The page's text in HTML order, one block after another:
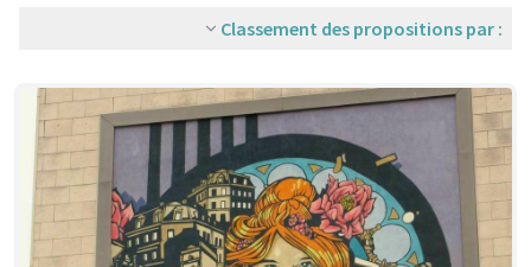
Classement des propositions par :